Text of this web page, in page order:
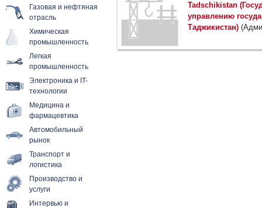
Газовая и нефтяная
отрасль
Химическая
промышленность
Легкая
промышленность
Электроника и IT-
технологии
Медицина и
фармацевтика
Автомобильный
рынок
Транспорт и
логистика
Производство и
услуги
Интервью и
Tadschikistan
управлению
Таджикистан)